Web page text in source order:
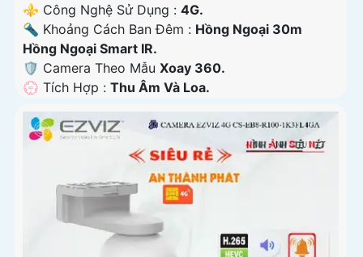
⚜️ Công Nghệ Sử Dụng : 4G.
🔦 Khoảng Cách Ban Đêm : Hồng Ngoại 30m
Hồng Ngoại Smart IR.
🛡 Camera Theo Mẫu Xoay 360.
️💮 Tích Hợp : Thu Âm Và Loa.